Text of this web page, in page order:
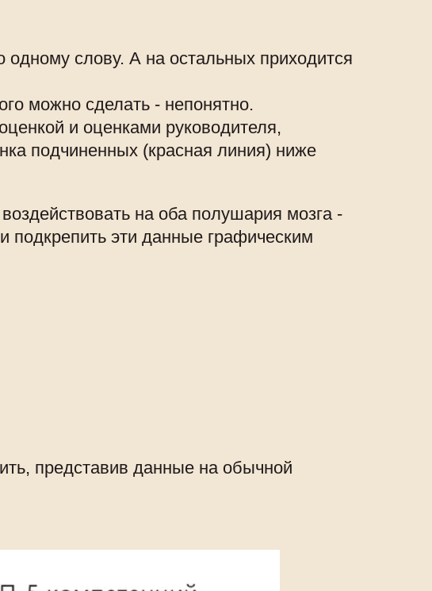
слову. А на остальных приходится
можно сделать - непонятно.
и оценками руководителя,
подчиненных (красная линия) ниже
на оба полушария мозга -
эти данные графическим
представив данные на обычной